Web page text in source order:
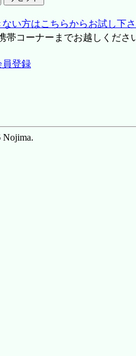
い方はこちらからお試し下
コーナーまでお越しくださ
員登録